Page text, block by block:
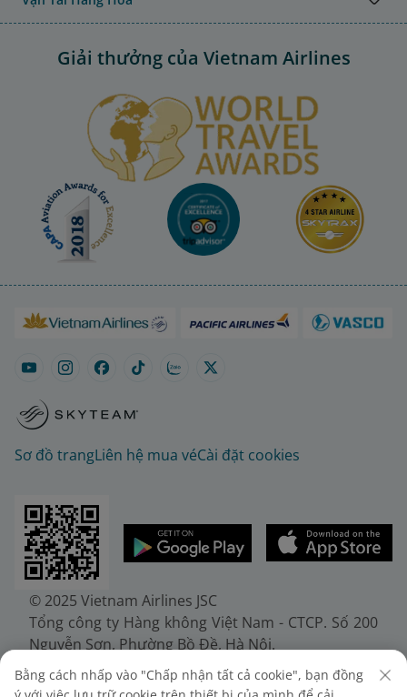
Giải thưởng của Vietnam Airlines
Sơ đồ trangLiên hệ mua véCài đặt cookies
© 2025 Vietnam Airlines JSC
Tổng công ty Hàng không Việt Nam - CTCP. Số 200
Nguyễn Sơn, Phường Bồ Đề, Hà Nội.
Điện thoại: (+84-24) 38272289. Fax: (+84-24)
38722375
Bằng cách nhấp vào "Chấp nhận tất cả cookie", bạn đồng